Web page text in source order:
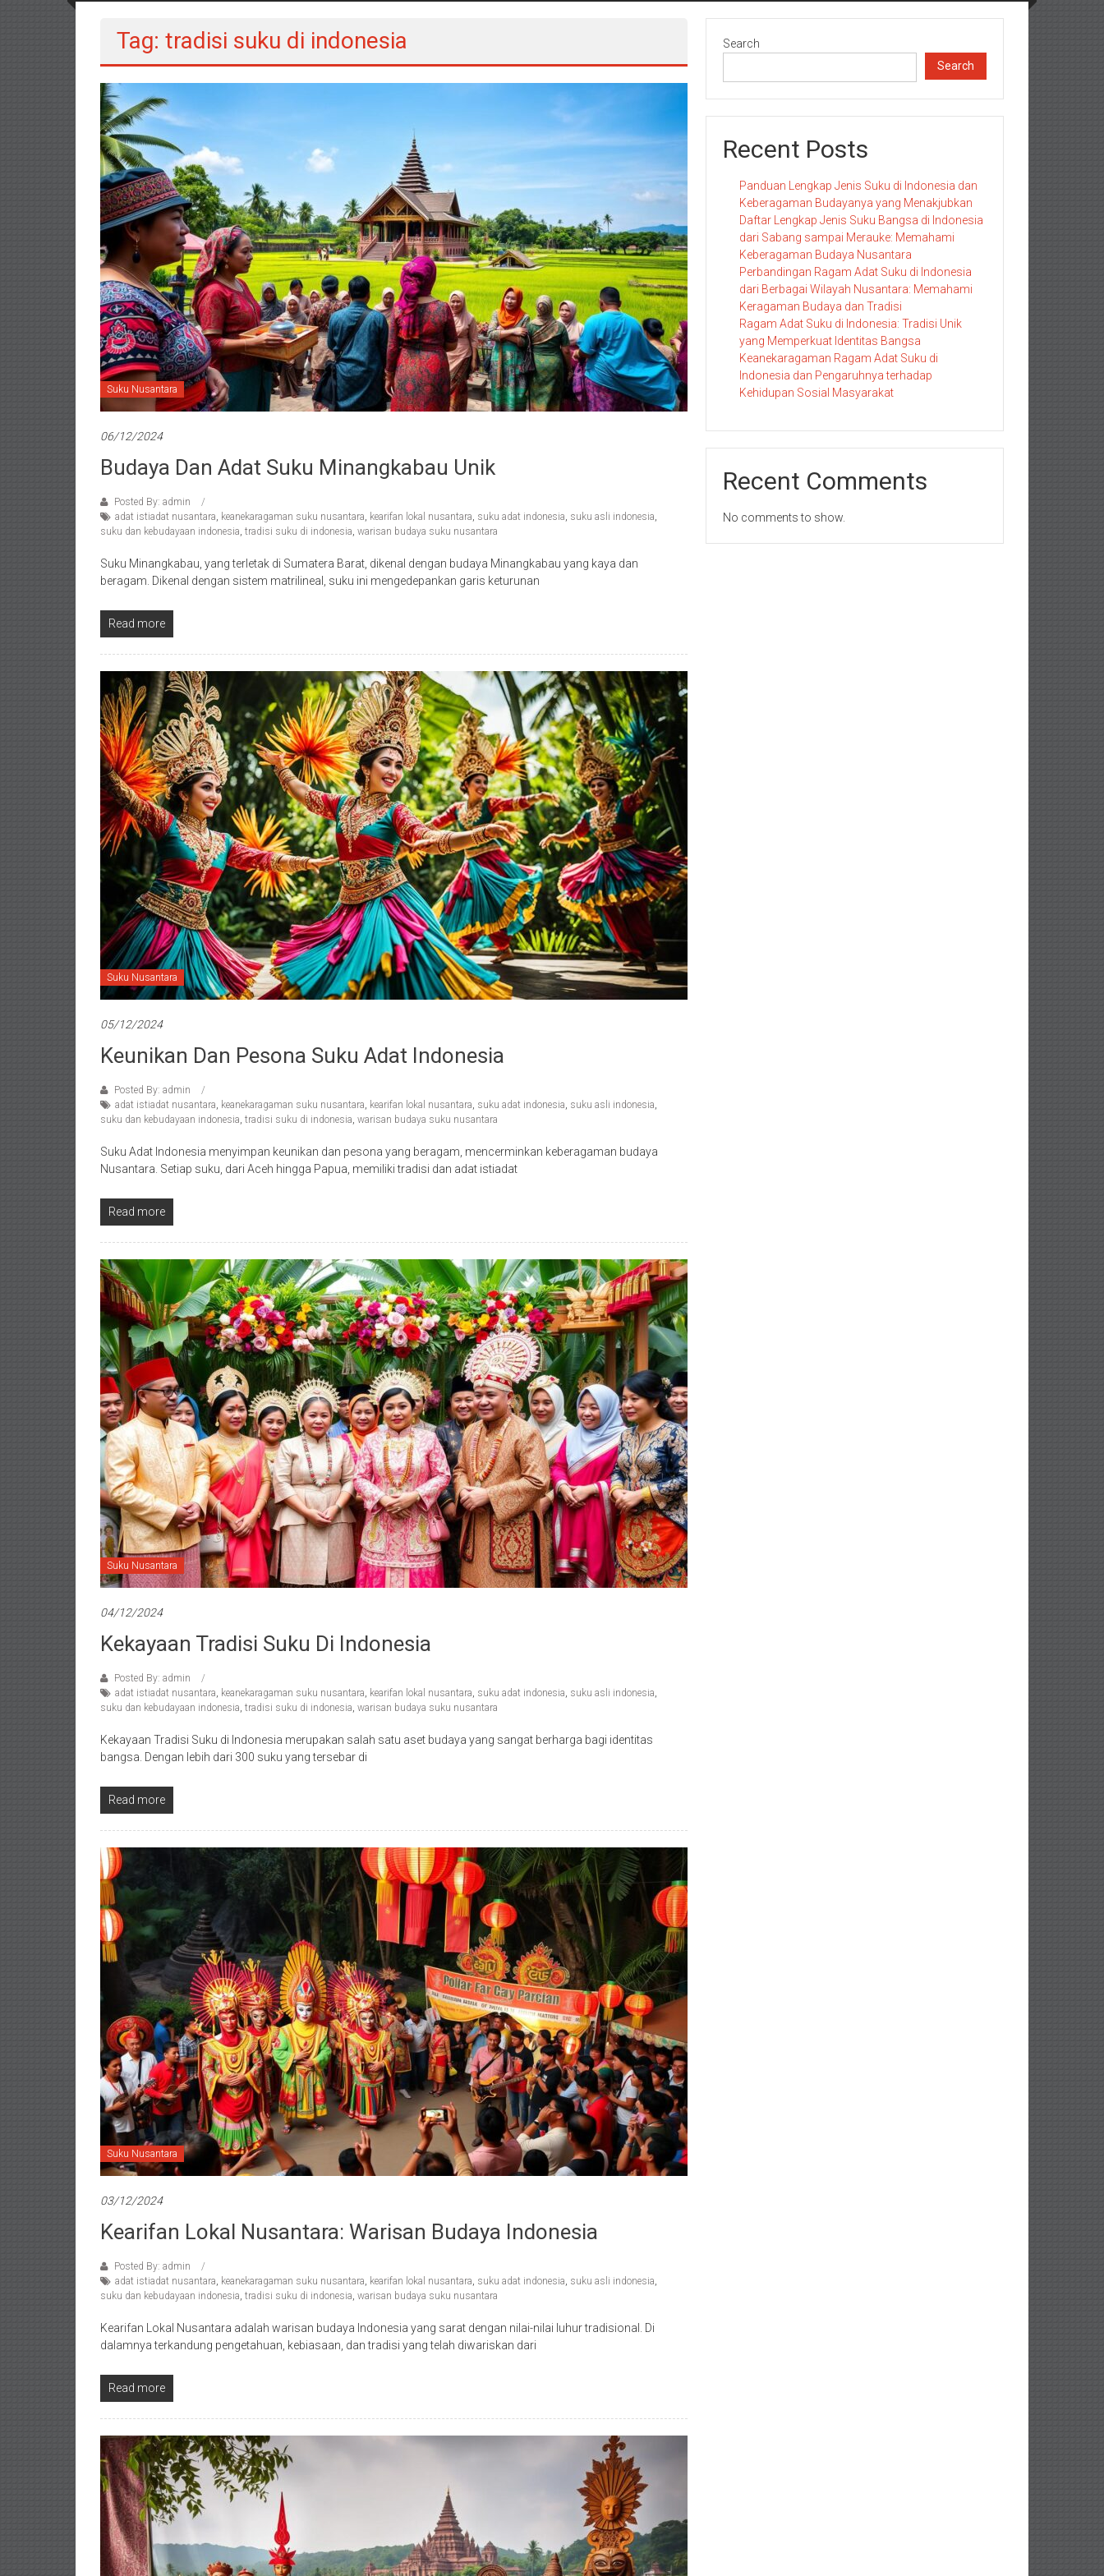
Tag: tradisi suku di indonesia
Suku Nusantara
06/12/2024
Budaya Dan Adat Suku Minangkabau Unik
Posted By: admin
adat istiadat nusantara, keanekaragaman suku nusantara, kearifan lokal nusantara, suku adat indonesia, suku asli indonesia,
suku dan kebudayaan indonesia, tradisi suku di indonesia, warisan budaya suku nusantara
Suku Minangkabau, yang terletak di Sumatera Barat, dikenal dengan budaya Minangkabau yang kaya dan
beragam. Dikenal dengan sistem matrilineal, suku ini mengedepankan garis keturunan
Read more
Suku Nusantara
05/12/2024
Keunikan Dan Pesona Suku Adat Indonesia
Posted By: admin
adat istiadat nusantara, keanekaragaman suku nusantara, kearifan lokal nusantara, suku adat indonesia, suku asli indonesia,
suku dan kebudayaan indonesia, tradisi suku di indonesia, warisan budaya suku nusantara
Suku Adat Indonesia menyimpan keunikan dan pesona yang beragam, mencerminkan keberagaman budaya
Nusantara. Setiap suku, dari Aceh hingga Papua, memiliki tradisi dan adat istiadat
Read more
Suku Nusantara
04/12/2024
Kekayaan Tradisi Suku Di Indonesia
Posted By: admin
adat istiadat nusantara, keanekaragaman suku nusantara, kearifan lokal nusantara, suku adat indonesia, suku asli indonesia,
suku dan kebudayaan indonesia, tradisi suku di indonesia, warisan budaya suku nusantara
Kekayaan Tradisi Suku di Indonesia merupakan salah satu aset budaya yang sangat berharga bagi identitas
bangsa. Dengan lebih dari 300 suku yang tersebar di
Read more
Suku Nusantara
03/12/2024
Kearifan Lokal Nusantara: Warisan Budaya Indonesia
Posted By: admin
adat istiadat nusantara, keanekaragaman suku nusantara, kearifan lokal nusantara, suku adat indonesia, suku asli indonesia,
suku dan kebudayaan indonesia, tradisi suku di indonesia, warisan budaya suku nusantara
Kearifan Lokal Nusantara adalah warisan budaya Indonesia yang sarat dengan nilai-nilai luhur tradisional. Di
dalamnya terkandung pengetahuan, kebiasaan, dan tradisi yang telah diwariskan dari
Read more
Search
Search
Recent Posts
Panduan Lengkap Jenis Suku di Indonesia dan
Keberagaman Budayanya yang Menakjubkan
Daftar Lengkap Jenis Suku Bangsa di Indonesia
dari Sabang sampai Merauke: Memahami
Keberagaman Budaya Nusantara
Perbandingan Ragam Adat Suku di Indonesia
dari Berbagai Wilayah Nusantara: Memahami
Keragaman Budaya dan Tradisi
Ragam Adat Suku di Indonesia: Tradisi Unik
yang Memperkuat Identitas Bangsa
Keanekaragaman Ragam Adat Suku di
Indonesia dan Pengaruhnya terhadap
Kehidupan Sosial Masyarakat
Recent Comments
No comments to show.